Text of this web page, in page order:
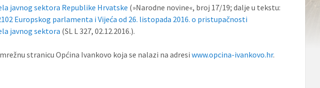
javnog sektora Republike Hrvatske (»Narodne novine«, broj 17/19; dalje u tekstu:
Europskog parlamenta i Vijeća od 26. listopada 2016. o pristupačnosti
javnog sektora (SL L 327, 02.12.2016.).
stranicu Općina Ivankovo koja se nalazi na adresiwww.opcina-ivankovo.hr.